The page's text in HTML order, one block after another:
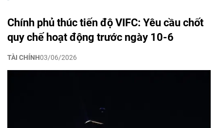
Chính phủ thúc tiến độ VIFC: Yêu cầu chốt
quy chế hoạt động trước ngày 10-6
TÀI CHÍNH03/06/2026